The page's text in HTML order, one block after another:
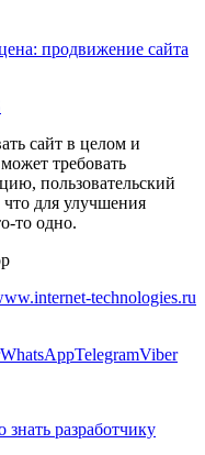
продвижение сайта
сайт в целом и
требовать
пользовательский
для улучшения
то одно.
technologies.ru
WhatsAppTelegramViber
разработчику